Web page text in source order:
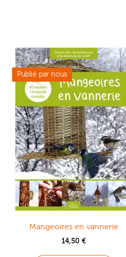
Mangeoires en vannerie
14,50 €